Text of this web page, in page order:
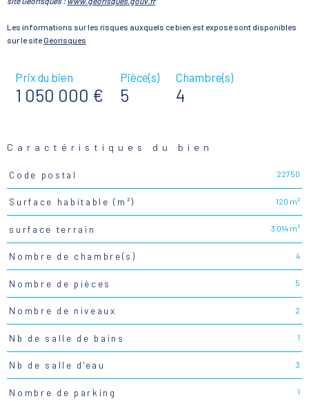
Les informations sur les risques auxquels ce bien est exposé sont disponibles
sur le siteGéorisques
Prix du bien
1 050 000 €
Pièce(s)
5
Chambre(s)
4
Caractéristiques du bien
Caractéristiques
Code postal 22750
Surface habitable (m²) 120 m²
surface terrain 3 014 m²
Nombre de chambre(s) 4
Nombre de pièces 5
Nombre de niveaux 2
Nb de salle de bains 1
Nb de salle d'eau 3
Nombre de parking 1